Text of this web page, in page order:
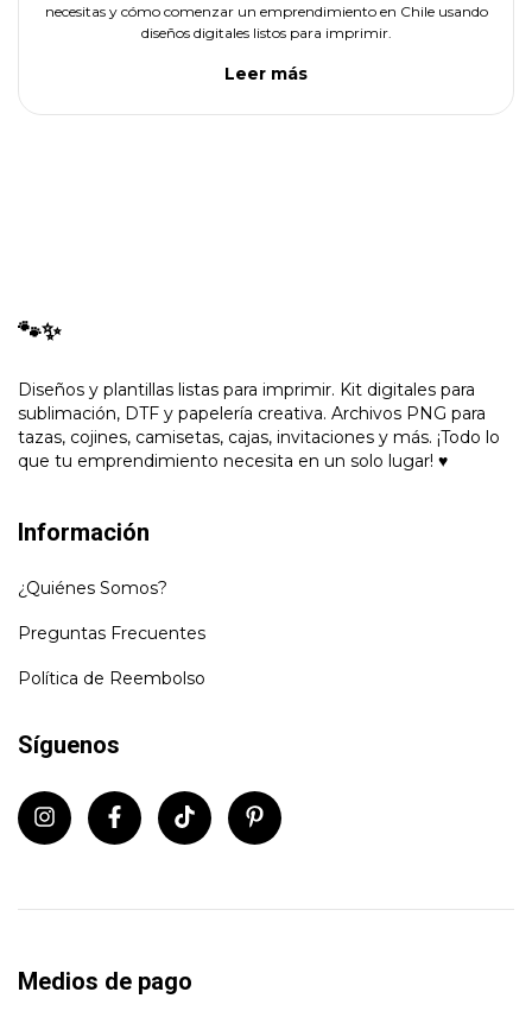
necesitas y cómo comenzar un emprendimiento en Chile usando
diseños digitales listos para imprimir.
Leer más
🐾✨
Diseños y plantillas listas para imprimir. Kit digitales para
sublimación, DTF y papelería creativa. Archivos PNG para
tazas, cojines, camisetas, cajas, invitaciones y más. ¡Todo lo
que tu emprendimiento necesita en un solo lugar! ♥
Información
¿Quiénes Somos?
Preguntas Frecuentes
Política de Reembolso
Síguenos
Medios de pago